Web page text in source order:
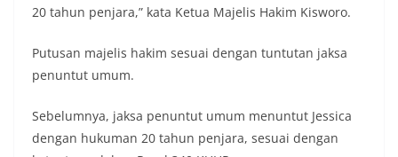
20 tahun penjara,” kata Ketua Majelis Hakim Kisworo.
Putusan majelis hakim sesuai dengan tuntutan jaksa
penuntut umum.
Sebelumnya, jaksa penuntut umum menuntut Jessica
dengan hukuman 20 tahun penjara, sesuai dengan